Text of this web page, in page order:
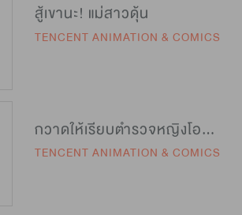
สู้เขานะ! แม่สาวดุ้น
TENCENT ANIMATION & COMICS
กวาดให้เรียบตำรวจหญิงโอหยาง
TENCENT ANIMATION & COMICS